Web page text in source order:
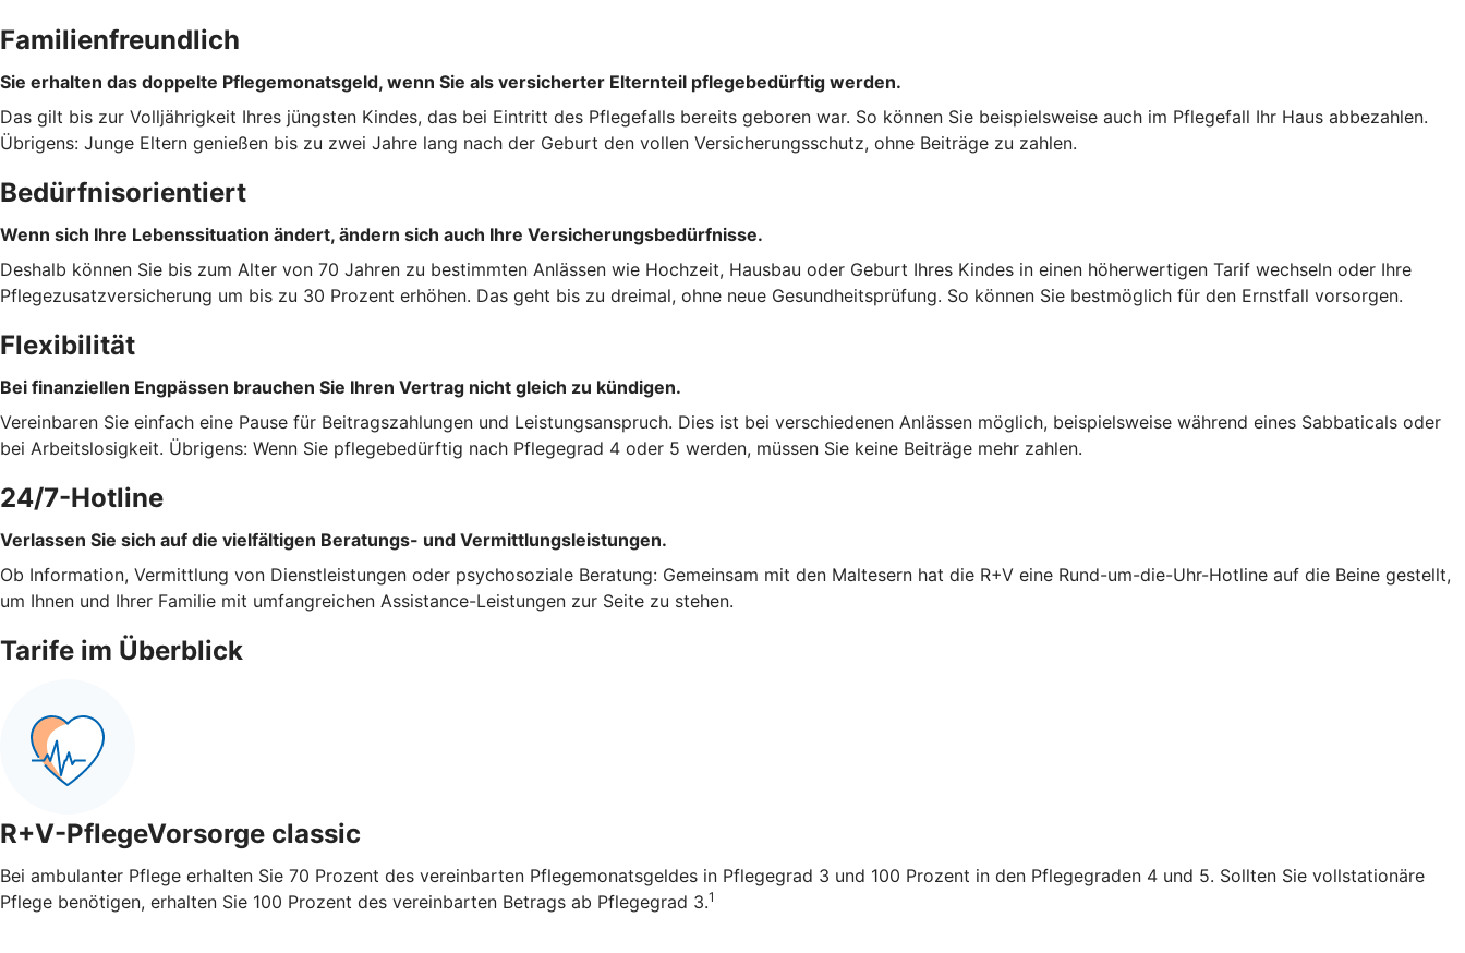
Familienfreundlich
Sie erhalten das doppelte Pflegemonatsgeld, wenn Sie als versicherter Elternteil pflegebedürftig werden.
Das gilt bis zur Volljährigkeit Ihres jüngsten Kindes, das bei Eintritt des Pflegefalls bereits geboren war. So können Sie beispielsweise auch im Pflegefall Ihr Haus abbezahlen.
Übrigens: Junge Eltern genießen bis zu zwei Jahre lang nach der Geburt den vollen Versicherungsschutz, ohne Beiträge zu zahlen.
Bedürfnisorientiert
Wenn sich Ihre Lebenssituation ändert, ändern sich auch Ihre Versicherungsbedürfnisse.
Deshalb können Sie bis zum Alter von 70 Jahren zu bestimmten Anlässen wie Hochzeit, Hausbau oder Geburt Ihres Kindes in einen höherwertigen Tarif wechseln oder Ihre
Pflegezusatzversicherung um bis zu 30 Prozent erhöhen. Das geht bis zu dreimal, ohne neue Gesundheitsprüfung. So können Sie bestmöglich für den Ernstfall vorsorgen.
Flexibilität
Bei finanziellen Engpässen brauchen Sie Ihren Vertrag nicht gleich zu kündigen.
Vereinbaren Sie einfach eine Pause für Beitragszahlungen und Leistungsanspruch. Dies ist bei verschiedenen Anlässen möglich, beispielsweise während eines Sabbaticals oder
bei Arbeitslosigkeit. Übrigens: Wenn Sie pflegebedürftig nach Pflegegrad 4 oder 5 werden, müssen Sie keine Beiträge mehr zahlen.
24/7-Hotline
Verlassen Sie sich auf die vielfältigen Beratungs- und Vermittlungsleistungen.
Ob Information, Vermittlung von Dienstleistungen oder psychosoziale Beratung: Gemeinsam mit den Maltesern hat die R+V eine Rund-um-die-Uhr-Hotline auf die Beine gestellt,
um Ihnen und Ihrer Familie mit umfangreichen Assistance-Leistungen zur Seite zu stehen.
Tarife im Überblick
R+V-PflegeVorsorge classic
Bei ambulanter Pflege erhalten Sie 70 Prozent des vereinbarten Pflegemonatsgeldes in Pflegegrad 3 und 100 Prozent in den Pflegegraden 4 und 5. Sollten Sie vollstationäre
Pflege benötigen, erhalten Sie 100 Prozent des vereinbarten Betrags ab Pflegegrad 3.1